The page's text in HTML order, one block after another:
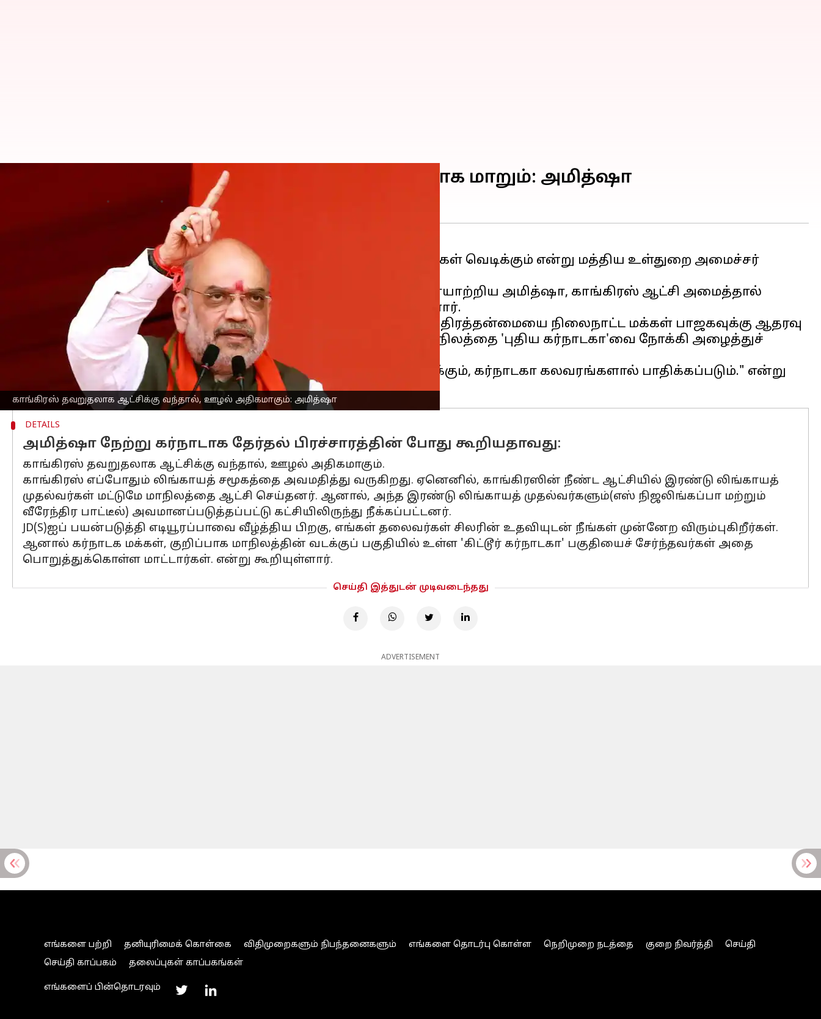
காங்கிரஸ் தவறுதலாக ஆட்சிக்கு வந்தால், ஊழல் அதிகமாகும்: அமித்ஷா
காங்கிரஸ் வென்றால் கர்நாடகா கலவர பூமியாக மாறும்: அமித்ஷா
வில் காங்கிரஸ் ஆட்சிக்கு வந்தால், மாநிலத்தில் கலவரங்கள் வெடிக்கும் என்று மத்திய உள்துறை அமைச்சர்
நேற்று(ஏப் 25) தெரிவித்தார்.
பெலகாவி மாவட்டத்தில் உள்ள தேர்தலில் பொதுக் கூட்டத்தில் உரையாற்றிய அமித்ஷா, காங்கிரஸ் ஆட்சி அமைத்தால்
மாநிலத்தின் வளர்ச்சி "ரிவர்ஸ் கியரில்" செல்லும் என்று கூறியுள்ளார்.
மே 10ஆம் தேதி தேர்தல் நடக்கவிருக்கும் கர்நாடகாவில் அரசியல் ஸ்திரத்தன்மையை நிலைநாட்ட மக்கள் பாஜகவுக்கு ஆதரவு
அளிக்க வேண்டும் என்று கூறிய அமித்ஷா, பாஜகவால் மட்டுமே மாநிலத்தை 'புதிய கர்நாடகா'வை நோக்கி அழைத்துச்
செல்ல முடியும் என்றும் தெரிவித்தார்.
"காங்கிரஸ் ஆட்சிக்கு வந்தால், பரம்பரை அரசியல் உச்சத்தில் இருக்கும், கர்நாடகா கலவரங்களால் பாதிக்கப்படும்." என்று
DETAILS
அமித்ஷா நேற்று கர்நாடாக தேர்தல் பிரச்சாரத்தின் போது கூறியதாவது:
காங்கிரஸ் தவறுதலாக ஆட்சிக்கு வந்தால், ஊழல் அதிகமாகும்.
காங்கிரஸ் எப்போதும் லிங்காயத் சமூகத்தை அவமதித்து வருகிறது. ஏனெனில், காங்கிரஸின் நீண்ட ஆட்சியில் இரண்டு லிங்காயத்
முதல்வர்கள் மட்டுமே மாநிலத்தை ஆட்சி செய்தனர். ஆனால், அந்த இரண்டு லிங்காயத் முதல்வர்களும்(எஸ் நிஜலிங்கப்பா மற்றும்
வீரேந்திர பாட்டீல்) அவமானப்படுத்தப்பட்டு கட்சியிலிருந்து நீக்கப்பட்டனர்.
JD(S)ஐப் பயன்படுத்தி எடியூரப்பாவை வீழ்த்திய பிறகு, எங்கள் தலைவர்கள் சிலரின் உதவியுடன் நீங்கள் முன்னேற விரும்புகிறீர்கள்.
ஆனால் கர்நாடக மக்கள், குறிப்பாக மாநிலத்தின் வடக்குப் பகுதியில் உள்ள 'கிட்டூர் கர்நாடகா' பகுதியைச் சேர்ந்தவர்கள் அதை
பொறுத்துக்கொள்ள மாட்டார்கள். என்று கூறியுள்ளார்.
செய்தி இத்துடன் முடிவடைந்தது
ADVERTISEMENT
எங்களை பற்றி தனியுரிமைக் கொள்கை விதிமுறைகளும் நிபந்தனைகளும் எங்களை தொடர்பு கொள்ள நெறிமுறை நடத்தை குறை நிவர்த்தி
செய்தி
செய்தி காப்பகம்
தலைப்புகள் காப்பகங்கள்
எங்களைப் பின்தொடரவும்